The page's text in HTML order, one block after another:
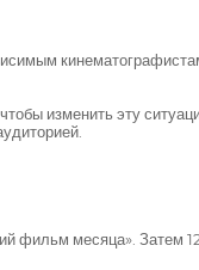
изменить эту
фильм месяца». Затем